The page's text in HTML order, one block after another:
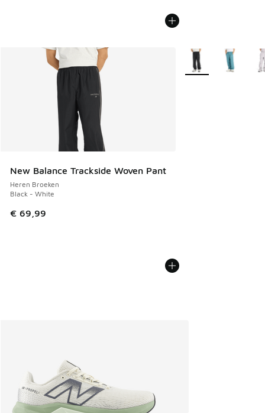
New Balance Trackside Woven Pant
Heren Broeken
Black - White
€ 69,99
Meer kleuren